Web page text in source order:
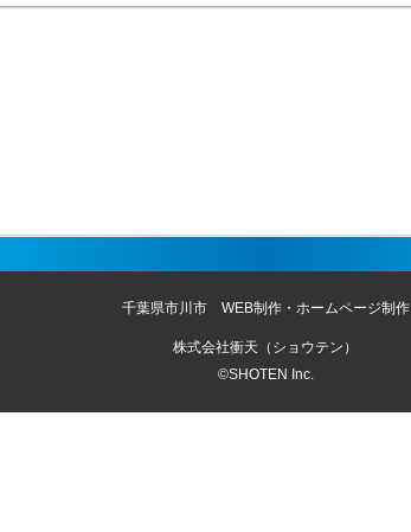
千葉県市川市 WEB制作・ホームページ制作
株式会社衝天（ショウテン）
©SHOTEN Inc.